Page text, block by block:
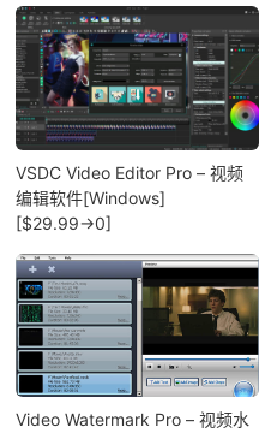
VSDC Video Editor Pro – 视频
编辑软件[Windows]
[$29.99→0]
Video Watermark Pro – 视频水